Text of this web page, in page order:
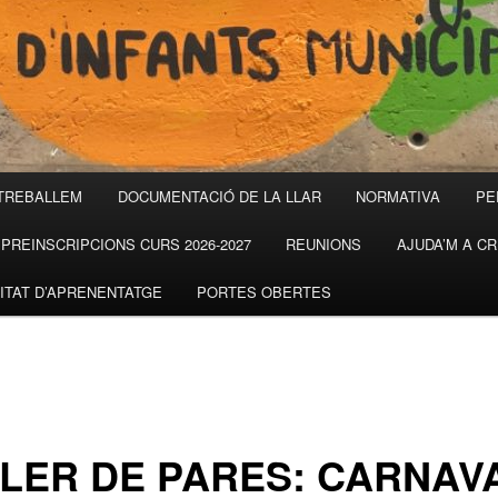
DOCUMENTACIÓ DE LA LLAR NORMATIVA
PREINSCRIPCIONS CURS 2026-2027 REUNIONS AJUDA’M A
D’APRENENTATGE PORTES OBERTES
DE PARES: